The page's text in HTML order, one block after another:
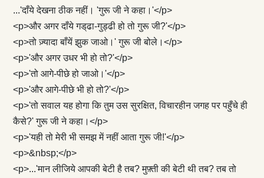
...'दाँये देखना ठीक नहीं। 'गुरू जी ने कहा।'</p>
<p>और अगर दाँये गड्‌ढा-गुड्ढी हो तो गुरू जी?'</p>
<p>तो ज़्यादा बाँयें झुक जाओ।' गुरू जी बोले।</p>
<p>'और अगर उधर भी हो तो?'</p>
<p>'तो आगे-पीछे हो जाओ।'</p>
<p>'और आगे-पीछे भी हो तो?'</p>
<p>'तो सवाल यह होगा कि तुम उस सुरक्षित, विचारहीन जगह पर पहुँचे ही
कैसे?' गुरू जी ने कहा।</p>
<p>'यही तो मेरी भी समझ में नहीं आता गुरू जी!'</p>
<p>&nbsp;</p>
<p>...'मान लीजिये आपकी बेटी है तब? मुफ़्ती की बेटी थी तब? तब तो